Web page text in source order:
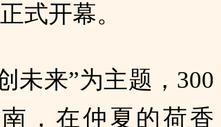
式开幕。
未来”为主题，300
，在仲夏的荷香